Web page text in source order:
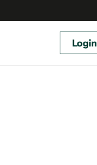
Login